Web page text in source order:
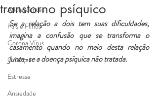
Adolescentes
Pais e Filhos
Corona Vírus
Crianças
Estresse
Ansiedade
transtorno psíquico
Se a relação a dois tem suas dificuldades,
imagina a confusão que se transforma o
casamento quando no meio desta relação
junta-se a doença psíquica não tratada.